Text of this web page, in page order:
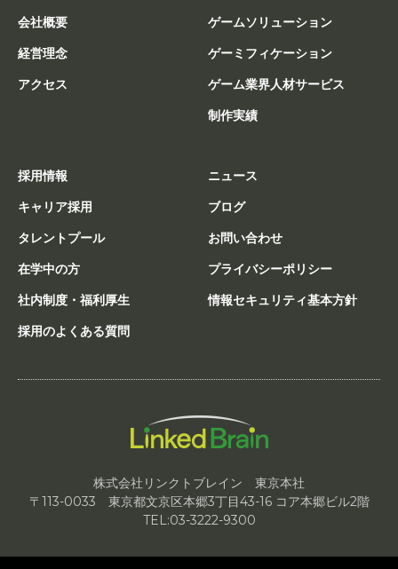
会社概要
経営理念
アクセス
ゲームソリューション
ゲーミフィケーション
ゲーム業界人材サービス
制作実績
採用情報
キャリア採用
タレントプール
在学中の方
社内制度・福利厚生
採用のよくある質問
ニュース
ブログ
お問い合わせ
プライバシーポリシー
情報セキュリティ基本方針
株式会社リンクトブレイン 東京本社
〒113-0033 東京都文京区本郷3丁目43-16 コア本郷ビル2階
TEL:03-3222-9300